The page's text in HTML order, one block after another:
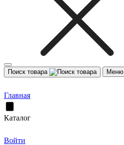
Поиск товара Меню
Главная
Каталог
Войти